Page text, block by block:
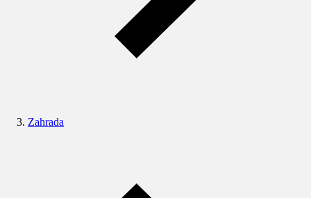
Zahrada